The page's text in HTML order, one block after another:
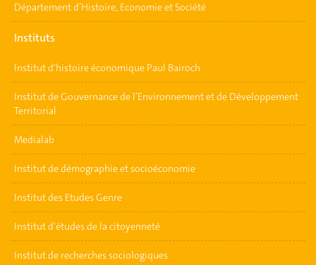
Département d’Histoire, Economie et Société
Instituts
Institut d'histoire économique Paul Bairoch
Institut de Gouvernance de l’Environnement et de Développement
Territorial
Medialab
Institut de démographie et socioéconomie
Institut des Etudes Genre
Institut d'études de la citoyenneté
Institut de recherches sociologiques